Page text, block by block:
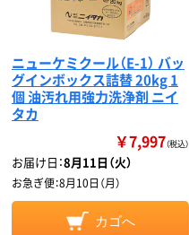
ニューケミクール（E-1） バッ
グインボックス詰替 20kg 1
個 油汚れ用強力洗浄剤 ニイ
タカ
￥7,997（税込）
お届け日：8月11日（火）
お急ぎ便：8月10日（月）
カゴへ